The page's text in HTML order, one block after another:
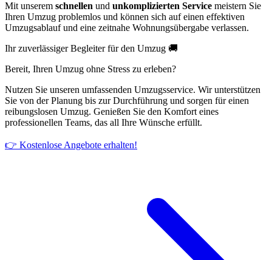
Mit unserem schnellen und unkomplizierten Service meistern Sie
Ihren Umzug problemlos und können sich auf einen effektiven
Umzugsablauf und eine zeitnahe Wohnungsübergabe verlassen.
Ihr zuverlässiger Begleiter für den Umzug 🚚
Bereit, Ihren Umzug ohne Stress zu erleben?
Nutzen Sie unseren umfassenden Umzugsservice. Wir unterstützen
Sie von der Planung bis zur Durchführung und sorgen für einen
reibungslosen Umzug. Genießen Sie den Komfort eines
professionellen Teams, das all Ihre Wünsche erfüllt.
👉 Kostenlose Angebote erhalten!